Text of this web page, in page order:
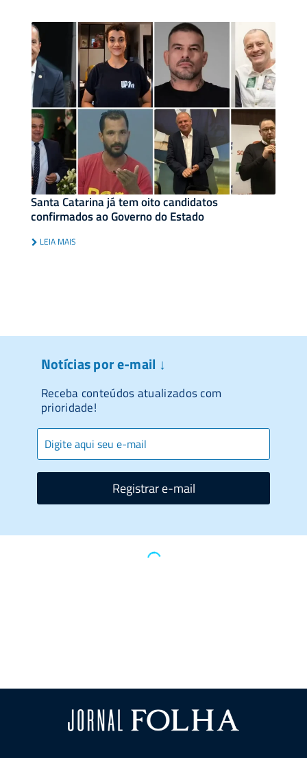
Santa Catarina já tem oito candidatos
confirmados ao Governo do Estado
LEIA MAIS
Notícias por e-mail ↓
Receba conteúdos atualizados com
prioridade!
Registrar e-mail